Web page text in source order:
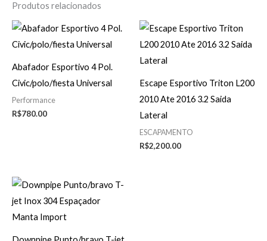
Produtos relacionados
Abafador Esportivo 4 Pol.
Civic/polo/fiesta Universal
Performance
R$780.00
Escape Esportivo Triton L200
2010 Ate 2016 3.2 Saida
Lateral
ESCAPAMENTO
R$2,200.00